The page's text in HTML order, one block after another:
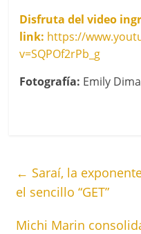
Disfruta del video
link: https://
v=SQPOf2rPb_g
Fotografía: Emily
← Saraí, la
el sencillo “GET”
Michi Marin